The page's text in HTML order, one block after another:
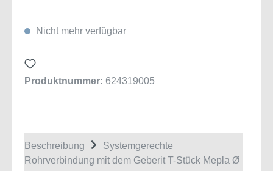
Nicht mehr verfügbar
Produktnummer: 624319005
Beschreibung
Systemgerechte
Rohrverbindung mit dem Geberit T-Stück Mepla Ø